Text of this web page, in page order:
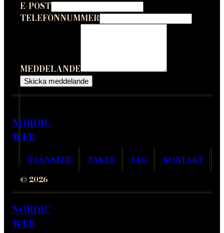
E-POST
TELEFONNUMMER
MEDDELANDE
Skicka meddelande
NORDIC
WEB
TJÄNSTER PAKET FAQ
KONTAKT
© 2026
NORDIC
WEB